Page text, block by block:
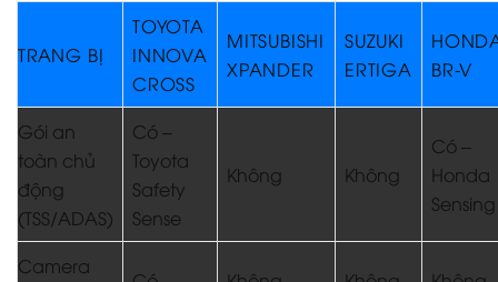
TRANG BỊ
TOYOTA
INNOVA
CROSS
MITSUBISHI
XPANDER
SUZUKI
ERTIGA
BR-V
Gói an
toàn chủ
động
(TSS/ADAS)
Có –
Toyota
Safety
Sense
Không Không
Có –
Honda
Sensing
Camera